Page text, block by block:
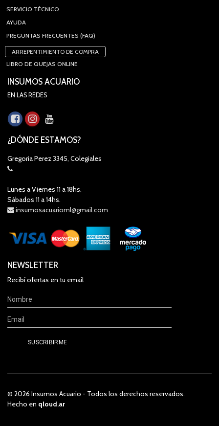
SERVICIO TÉCNICO
AYUDA
PREGUNTAS FRECUENTES (FAQ)
ARREPENTIMIENTO DE COMPRA
LIBRO DE QUEJAS ONLINE
INSUMOS ACUARIO
EN LAS REDES
¿DÓNDE ESTAMOS?
Gregoria Perez 3345, Colegiales
Lunes a Viernes 11 a 18hs.
Sábados 11 a 14hs.
insumosacuarioml@gmail.com
NEWSLETTER
Recibí ofertas en tu email
© 2026 Insumos Acuario - Todos los derechos reservados.
Hecho en qloud.ar